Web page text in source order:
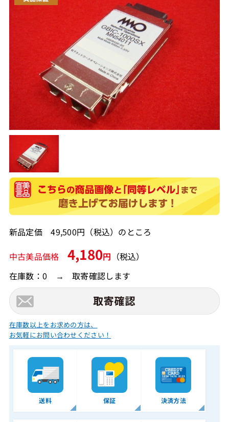
新品定価 49,500円（税込）のところ
中古美品価格 4,180円 （税込）
在庫数：0 → 取寄確認します
在庫数以上をお求めの方は、
お気軽にお問い合わせください！
送料 保証 決済方法